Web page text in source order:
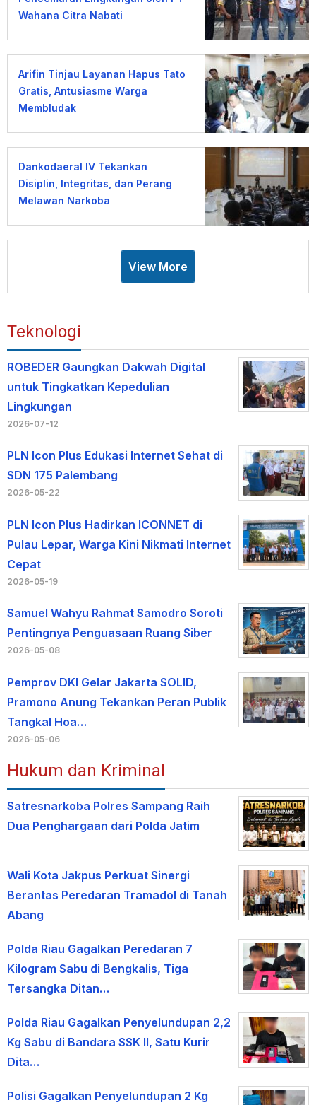
Wahana Citra Nabati
Arifin Tinjau Layanan Hapus Tato
Gratis, Antusiasme Warga
Membludak
Dankodaeral IV Tekankan
Disiplin, Integritas, dan Perang
Melawan Narkoba
View More
Teknologi
ROBEDER Gaungkan Dakwah Digital
untuk Tingkatkan Kepedulian
Lingkungan
2026-07-12
PLN Icon Plus Edukasi Internet Sehat di
SDN 175 Palembang
2026-05-22
PLN Icon Plus Hadirkan ICONNET di
Pulau Lepar, Warga Kini Nikmati Internet
Cepat
2026-05-19
Samuel Wahyu Rahmat Samodro Soroti
Pentingnya Penguasaan Ruang Siber
2026-05-08
Pemprov DKI Gelar Jakarta SOLID,
Pramono Anung Tekankan Peran Publik
Tangkal Hoa…
2026-05-06
Hukum dan Kriminal
Satresnarkoba Polres Sampang Raih
Dua Penghargaan dari Polda Jatim
Wali Kota Jakpus Perkuat Sinergi
Berantas Peredaran Tramadol di Tanah
Abang
Polda Riau Gagalkan Peredaran 7
Kilogram Sabu di Bengkalis, Tiga
Tersangka Ditan…
Polda Riau Gagalkan Penyelundupan 2,2
Kg Sabu di Bandara SSK II, Satu Kurir
Dita…
Polisi Gagalkan Penyelundupan 2 Kg